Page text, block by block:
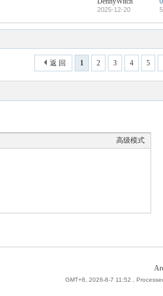
2025-12-20
1 2 3 4 5
返 回
高级模式
GMT+8, 2026-8-7 11:52 ,